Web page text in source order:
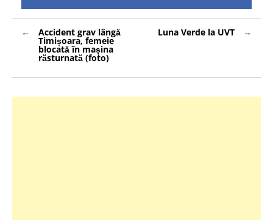
Navigare
în
articole
Accident grav lângă
Timișoara, femeie
blocată în mașina
răsturnată (foto)
Luna Verde la UVT